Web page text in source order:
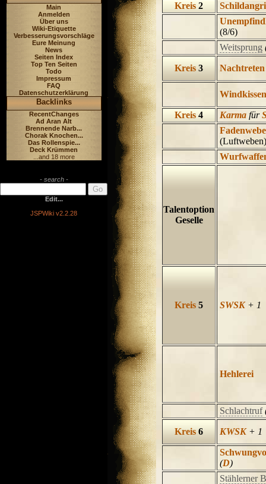
Main
Anmelden
Über uns
Wiki-Etiquette
Verbesserungsvorschläge
Eure Meinung
News
Seiten Index
Top Ten Seiten
Todo
Impressum
FAQ
Datenschutzerklärung
Backlinks
RecentChanges
Ad Aran Alt
Brennende Narb...
Chorak Knochen...
Das Rollenspie...
Deck Krümmen
...and 18 more
- search -
Edit...
JSPWiki v2.2.28
Kreis 2
(8/6)
Weitsprung
Kreis 3 Nachtreten
Windkissen
Kreis 4 Karma für
Talentoption
Geselle
Kreis 5 SWSK+ 1
Hehlerei
Schlachtruf
Kreis 6 KWSK+ 1
(D)
Stählerner